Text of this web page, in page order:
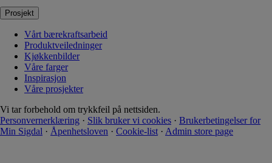
Prosjekt
Vårt bærekraftsarbeid
Produktveiledninger
Kjøkkenbilder
Våre farger
Inspirasjon
Våre prosjekter
Vi tar forbehold om trykkfeil på nettsiden.
Personvernerklæring · Slik bruker vi cookies · Brukerbetingelser for
Min Sigdal · Åpenhetsloven · Cookie-list · Admin store page